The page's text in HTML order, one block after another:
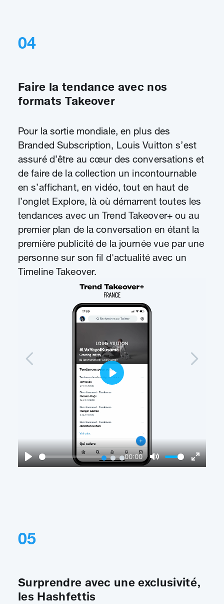
Play
00:00
Mute
Enter
Play
04
Faire la tendance avec nos
formats Takeover
Pour la sortie mondiale, en plus des
Branded Subscription, Louis Vuitton s’est
assuré d’être au cœur des conversations et
de faire de la collection un incontournable
en s’affichant, en vidéo, tout en haut de
l’onglet Explore, là où démarrent toutes les
tendances avec un Trend Takeover+ ou au
premier plan de la conversation en étant la
première publicité de la journée vue par une
personne sur son fil d'actualité avec un
Timeline Takeover.
05
Surprendre avec une exclusivité,
les Hashfettis